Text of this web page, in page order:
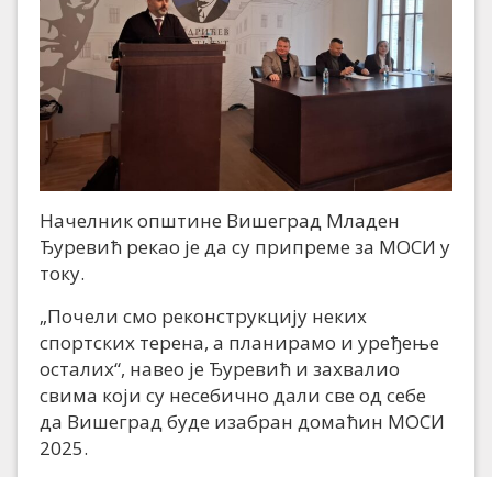
Начелник општине Вишеград Младен
Ђуревић рекао је да су припреме за МОСИ у
току.
„Почели смо реконструкцију неких
спортских терена, а планирамо и уређење
осталих“, навео је Ђуревић и захвалио
свима који су несебично дали све од себе
да Вишеград буде изабран домаћин МОСИ
2025.